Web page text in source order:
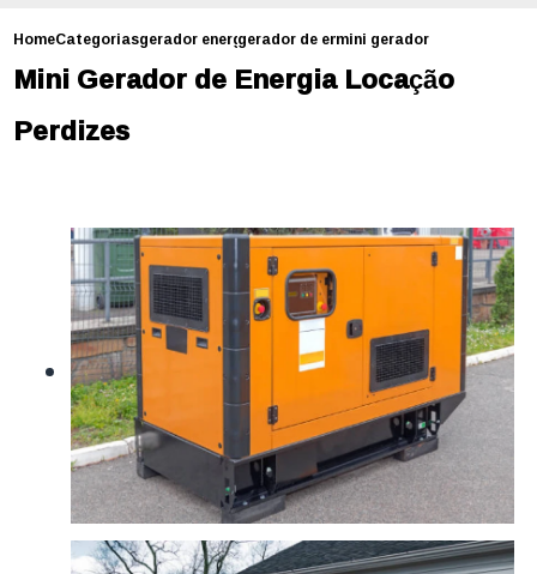
HomeCategoriasgerador energiagerador de energia industrial
mini gerador de energia
Mini Gerador de Energia Locação
Perdizes